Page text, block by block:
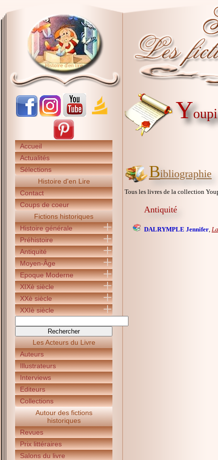
Accueil
Actualités
Sélections
Histoire d'en Lire
Contact
Coups de coeur
Fictions historiques
Histoire générale
Préhistoire
Antiquité
Moyen-Âge
Epoque Moderne
XIXè siècle
XXè siècle
XXIè siècle
Les Acteurs du Livre
Auteurs
Illustrateurs
Interviews
Editeurs
Collections
Autour des fictions
historiques
Revues
Prix littéraires
Salons du livre
Y
Bibliographie
Tous les livres de la collection
Antiquité
DALRYMPLE Jennifer,